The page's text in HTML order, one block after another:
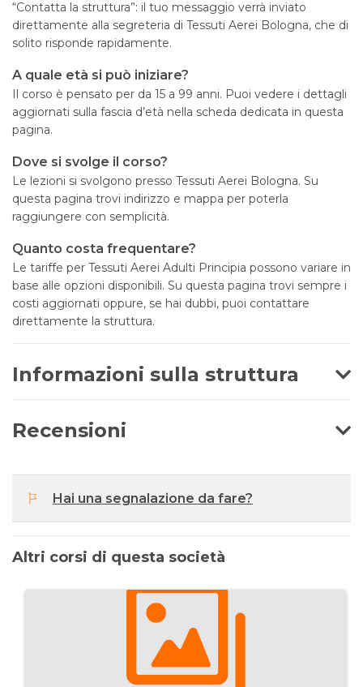
“Contatta la struttura”: il tuo messaggio verrà inviato
direttamente alla segreteria di Tessuti Aerei Bologna, che di
solito risponde rapidamente.
A quale età si può iniziare?
Il corso è pensato per da 15 a 99 anni. Puoi vedere i dettagli
aggiornati sulla fascia d’età nella scheda dedicata in questa
pagina.
Dove si svolge il corso?
Le lezioni si svolgono presso Tessuti Aerei Bologna. Su
questa pagina trovi indirizzo e mappa per poterla
raggiungere con semplicità.
Quanto costa frequentare?
Le tariffe per Tessuti Aerei Adulti Principia possono variare in
base alle opzioni disponibili. Su questa pagina trovi sempre i
costi aggiornati oppure, se hai dubbi, puoi contattare
direttamente la struttura.
Informazioni sulla struttura
Recensioni
Hai una segnalazione da fare?
Altri corsi di questa società